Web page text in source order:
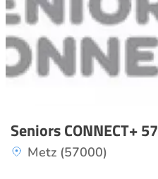
Seniors CONNECT+ 57
Metz (57000)